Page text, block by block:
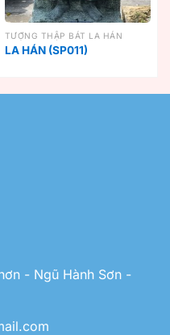
TƯỢNG THẬP BÁT LA HÁN
LA HÁN (SP011)
- Ngũ Hành Sơn -